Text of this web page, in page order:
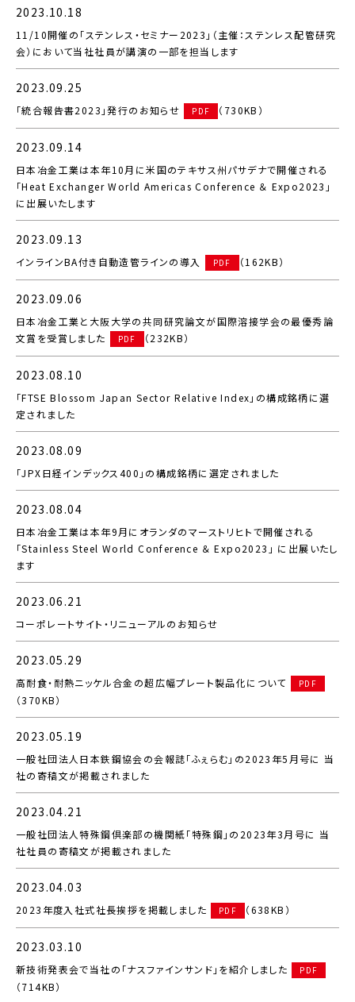
2023.10.18
11/10開催の「ステンレス・セミナー2023」（主催：ステンレス配管研究
会）において当社社員が講演の一部を担当します
2023.09.25
「統合報告書2023」発行のお知らせ PDF （730KB）
2023.09.14
日本冶金工業は本年10月に米国のテキサス州パサデナで開催される
「Heat Exchanger World Americas Conference ＆ Expo2023」
に出展いたします
2023.09.13
インラインBA付き自動造管ラインの導入 PDF （162KB）
2023.09.06
日本冶金工業と大阪大学の共同研究論文が国際溶接学会の最優秀論
文賞を受賞しました
PDF （232KB）
2023.08.10
「FTSE Blossom Japan Sector Relative Index」の構成銘柄に選
定されました
2023.08.09
「JPX日経インデックス400」の構成銘柄に選定されました
2023.08.04
日本冶金工業は本年9月にオランダのマーストリヒトで開催される
「Stainless Steel World Conference ＆ Expo2023」 に出展いたし
ます
2023.06.21
コーポレートサイト・リニューアルのお知らせ
2023.05.29
高耐食・耐熱ニッケル合金の超広幅プレート製品化について PDF
（370KB）
2023.05.19
一般社団法人日本鉄鋼協会の会報誌「ふぇらむ」の2023年5月号に 当
社の寄稿文が掲載されました
2023.04.21
一般社団法人特殊鋼倶楽部の機関紙「特殊鋼」の2023年3月号に 当
社社員の寄稿文が掲載されました
2023.04.03
2023年度入社式社長挨拶を掲載しました PDF （638KB）
2023.03.10
新技術発表会で当社の「ナスファインサンド」を紹介しました PDF
（714KB）